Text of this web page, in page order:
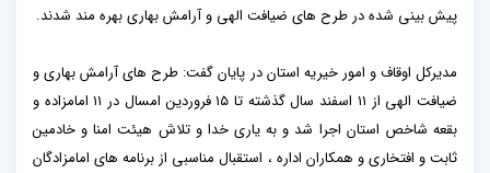
پیش بینی شده در طرح های ضیافت الهی و آرامش بهاری بهره مند شدند.
مدیرکل اوقاف و امور خیریه استان در پایان گفت: طرح های آرامش بهاری و
ضیافت الهی از ۱۱ اسفند سال گذشته تا ۱۵ فروردین امسال در ۱۱ امامزاده و
بقعه شاخص استان اجرا شد و به یاری خدا و تلاش هیئت امنا و خادمین
ثابت و افتخاری و همکاران اداره ، استقبال مناسبی از برنامه های امامزادگان